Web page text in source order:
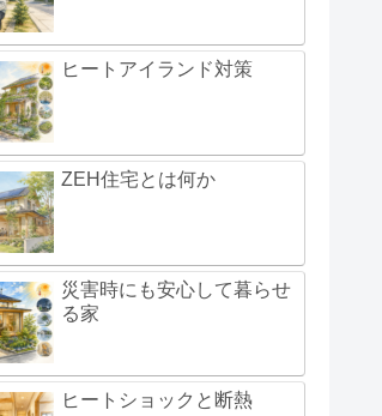
ヒートアイランド対策
ZEH住宅とは何か
災害時にも安心して暮らせ
る家
ヒートショックと断熱